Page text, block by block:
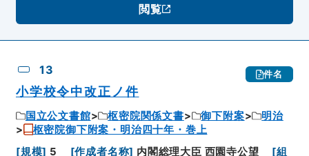
閲覧
13 件名
小学校令中改正ノ件
国立公文書館 枢密院関係文書 御下附案
明治
枢密院御下附案・明治四十年・巻上
[規模] 5 [作成者名称] 内閣総理大臣 西園寺公望 [組